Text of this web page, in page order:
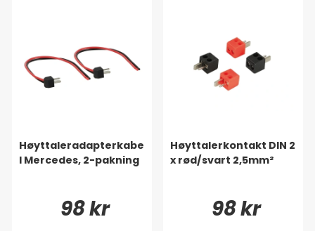
Høyttaleradapterkabe
l Mercedes, 2-pakning
98 kr
Høyttalerkontakt DIN 2
x rød/svart 2,5mm²
98 kr